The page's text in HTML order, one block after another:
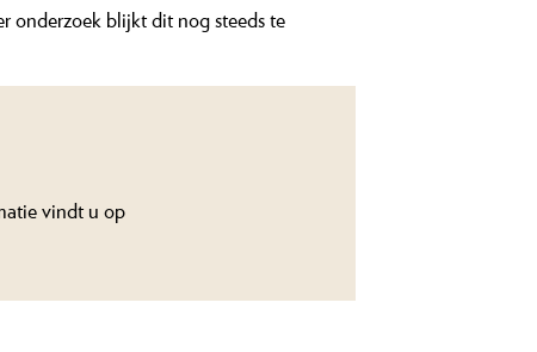
onderzoek blijkt dit nog steeds te
vindt u op